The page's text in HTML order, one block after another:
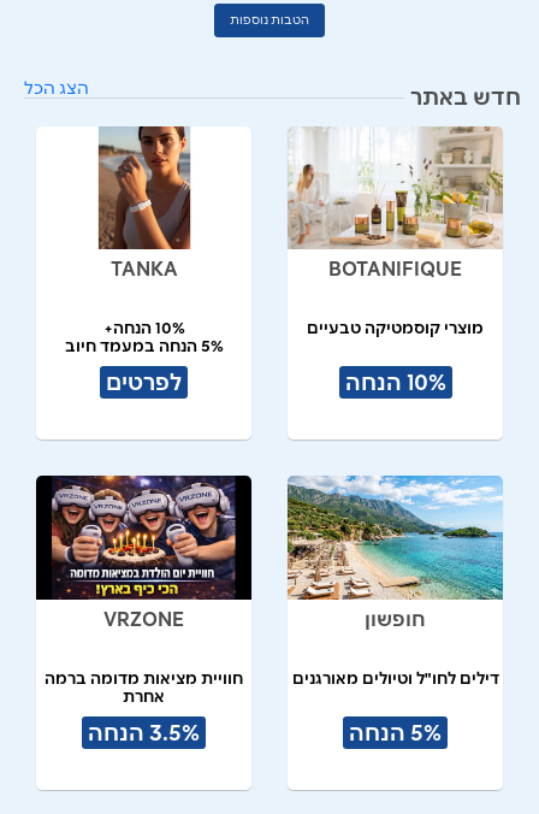
הטבות נוספות
חדש באתר הצג הכל
BOTANIFIQUE
מוצרי קוסמטיקה טבעיים
10% הנחה
TANKA
10% הנחה+
5% הנחה במעמד חיוב
לפרטים
חופשון
דילים לחו"ל וטיולים מאורגנים
5% הנחה
VRZONE
חוויית מציאות מדומה ברמה
אחרת
3.5% הנחה